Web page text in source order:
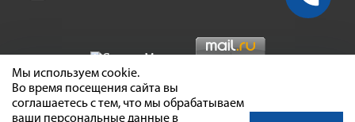
Мы используем cookie.
Во время посещения сайта вы
соглашаетесь с тем, что мы обрабатываем
ваши персональные данные в